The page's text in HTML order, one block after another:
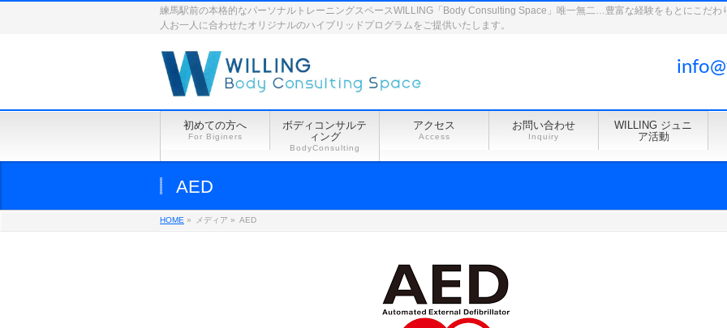
練馬駅前の本格的なパーソナルトレーニングスペースWILLING「Body Consulting Space」唯一無二…豊富な経験をもとにこだわ
人お一人に合わせたオリジナルのハイブリッドプログラムをご提供いたします。
初めての方へ
For Biginers
ボディコンサルテ
ィング
BodyConsulting
アクセス
Access
お問い合わせ
Inquiry
WILLING ジュニ
ア活動
AED
HOME » メディア » AED